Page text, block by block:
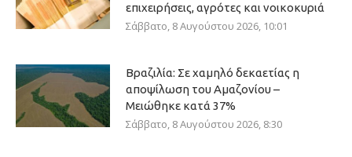
επιχειρήσεις, αγρότες και νοικοκυριά
Σάββατο, 8 Αυγούστου 2026, 10:01
Βραζιλία: Σε χαμηλό δεκαετίας η
αποψίλωση του Αμαζονίου –
Μειώθηκε κατά 37%
Σάββατο, 8 Αυγούστου 2026, 8:30